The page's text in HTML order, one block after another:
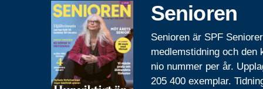
Senioren
Senioren är SPF
medlemstidning och den
nio nummer per år.
205 400 exemplar.